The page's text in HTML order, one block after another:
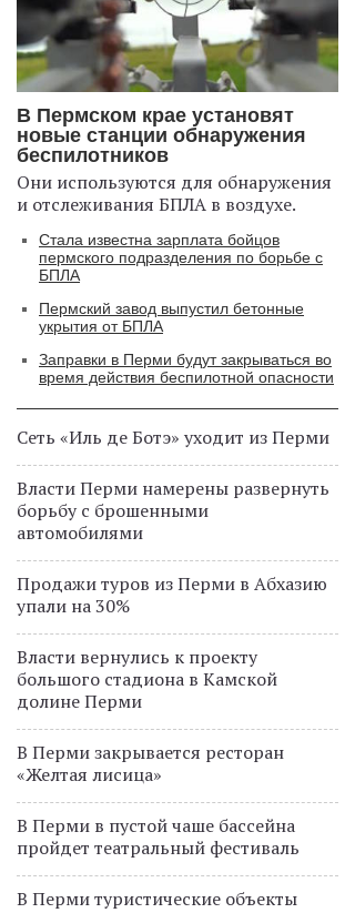
В Пермском крае установят
новые станции обнаружения
беспилотников
Они используются для обнаружения
и отслеживания БПЛА в воздухе.
Стала известна зарплата бойцов
пермского подразделения по борьбе с
БПЛА
Пермский завод выпустил бетонные
укрытия от БПЛА
Заправки в Перми будут закрываться во
время действия беспилотной опасности
Сеть «Иль де Ботэ» уходит из Перми
Власти Перми намерены развернуть
борьбу с брошенными
автомобилями
Продажи туров из Перми в Абхазию
упали на 30%
Власти вернулись к проекту
большого стадиона в Камской
долине Перми
В Перми закрывается ресторан
«Желтая лисица»
В Перми в пустой чаше бассейна
пройдет театральный фестиваль
В Перми туристические объекты